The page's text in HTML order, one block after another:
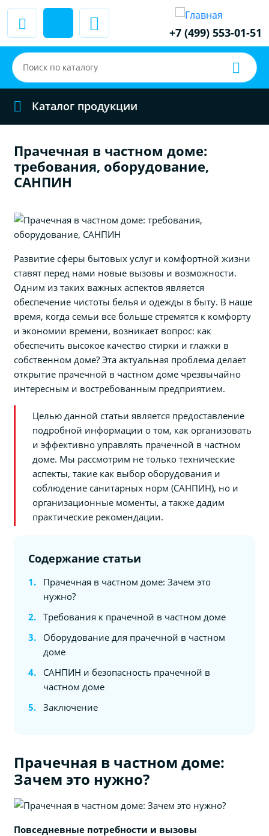
+7 (499) 553-01-51
Каталог продукции
Прачечная в частном доме:
требования, оборудование,
САНПИН
Развитие сферы бытовых услуг и комфортной жизни
ставят перед нами новые вызовы и возможности.
Одним из таких важных аспектов является
обеспечение чистоты белья и одежды в быту. В наше
время, когда семьи все больше стремятся к комфорту
и экономии времени, возникает вопрос: как
обеспечить высокое качество стирки и глажки в
собственном доме? Эта актуальная проблема делает
открытие прачечной в частном доме чрезвычайно
интересным и востребованным предприятием.
Целью данной статьи является предоставление
подробной информации о том, как организовать
и эффективно управлять прачечной в частном
доме. Мы рассмотрим не только технические
аспекты, такие как выбор оборудования и
соблюдение санитарных норм (САНПИН), но и
организационные моменты, а также дадим
практические рекомендации.
Содержание статьи
Прачечная в частном доме: Зачем это
нужно?
Требования к прачечной в частном доме
Оборудование для прачечной в частном
доме
САНПИН и безопасность прачечной в
частном доме
Заключение
Прачечная в частном доме:
Зачем это нужно?
Повседневные потребности и вызовы